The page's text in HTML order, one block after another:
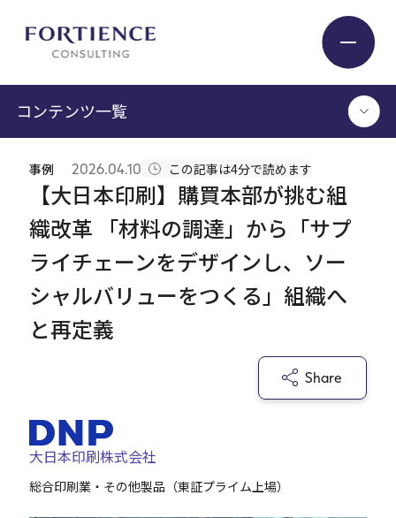
Service
Insight
Expert
Careers
コンテンツ一覧
TOP
コンサルタント執筆記事
セミナー / イベント
セミナーアーカイブ
メディア掲載
書籍
【大日本印刷】購買本部が挑む組
織改革 「材料の調達」から「サプ
ライチェーンをデザインし、ソー
シャルバリューをつくる」組織へ
と再定義
事例 2026.04.10 この記事は4分で読めます
Share
大日本印刷株式会社
総合印刷業・その他製品（東証プライム上場）